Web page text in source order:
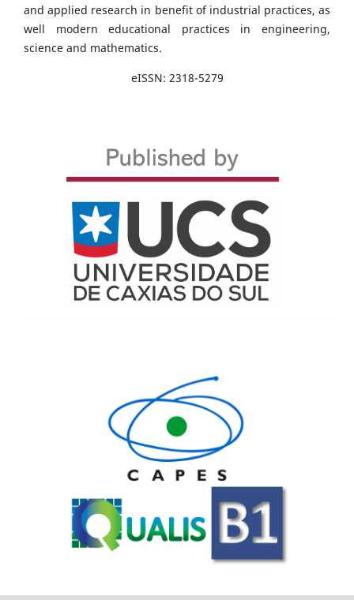
and applied research in benefit of industrial practices, as
well modern educational practices in engineering,
science and mathematics.
eISSN: 2318-5279